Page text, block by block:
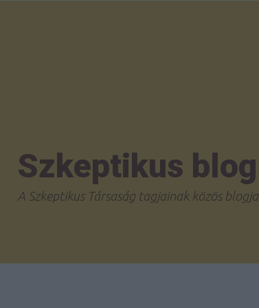
Szkeptikus blog
A Szkeptikus Társaság tagjainak közös blogja